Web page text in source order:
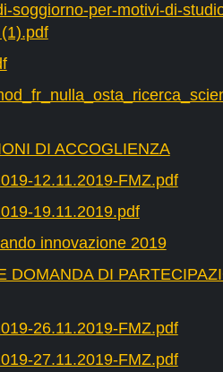
soggiorno-per-motivi-di-
DI ACCOGLIENZA
12.11.2019-FMZ.pdf
19.11.2019.pdf
innovazione 2019
DOMANDA DI
26.11.2019-FMZ.pdf
27.11.2019-FMZ.pdf